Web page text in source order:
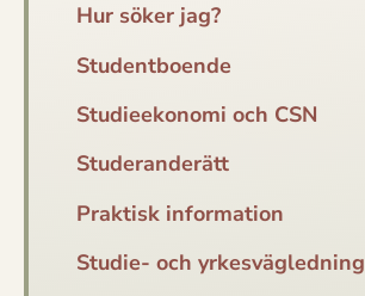
Hur söker jag?
Studentboende
Studieekonomi och CSN
Studeranderätt
Praktisk information
Studie- och yrkesvägledning